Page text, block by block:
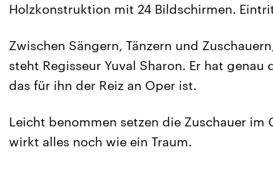
Holzkonstruktion mit 24 Bildschirmen.
Zwischen Sängern, Tänzern und
steht Regisseur Yuval Sharon. Er hat
das für ihn der Reiz an Oper ist.
Leicht benommen setzen die Zuschauer im
wirkt alles noch wie ein Traum.